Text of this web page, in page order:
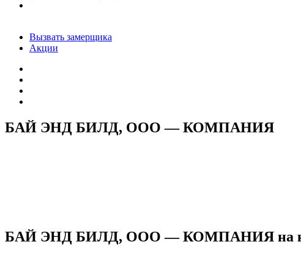
Вызвать замерщика
Акции
БАЙ ЭНД БИЛД, ООО — КОМПАНИЯ
БАЙ ЭНД БИЛД, ООО — КОМПАНИЯ на